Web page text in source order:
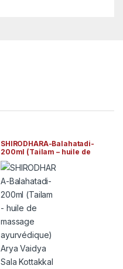
SHIRODHARA-Balahatadi-
200ml (Tailam – huile de
massage ayurvédique) Arya
Vaidya Sala Kottakkal